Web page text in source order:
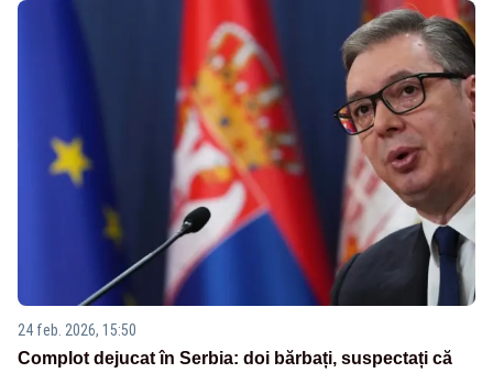
24 feb. 2026, 15:50
Complot dejucat în Serbia: doi bărbați, suspectați că